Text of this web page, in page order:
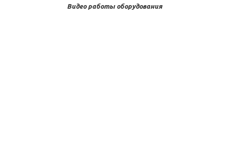
Видео работы оборудования